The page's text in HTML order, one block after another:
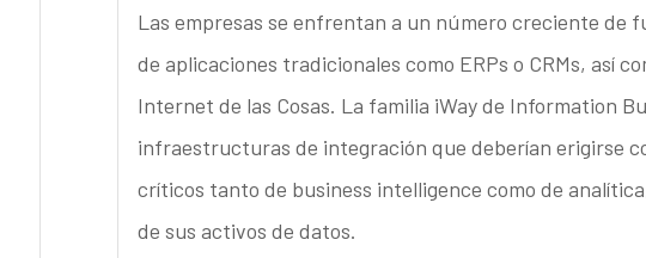
Las empresas se enfrentan a un número creciente de
de aplicaciones tradicionales como ERPs o CRMs, así
Internet de las Cosas. La familia iWay de Information
infraestructuras de integración que deberían erigirse
críticos tanto de business intelligence como de
de sus activos de datos.